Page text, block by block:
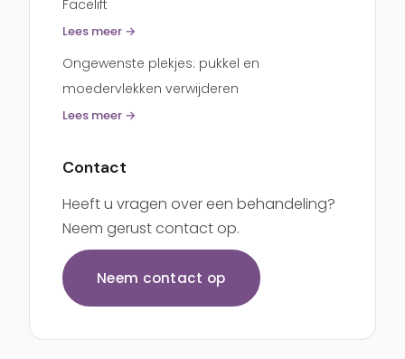
Facelift
Lees meer →
Ongewenste plekjes: pukkel en
moedervlekken verwijderen
Lees meer →
Contact
Heeft u vragen over een behandeling?
Neem gerust contact op.
Neem contact op